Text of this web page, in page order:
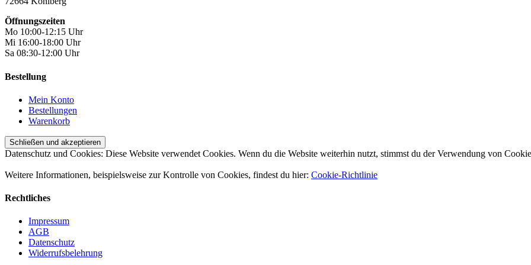
Öffnungszeiten
Mo 10:00-12:15 Uhr
Mi 16:00-18:00 Uhr
Sa 08:30-12:00 Uhr
Bestellung
Mein Konto
Bestellungen
Warenkorb
Datenschutz und Cookies: Diese Website verwendet Cookies. Wenn du die Website weiterhin nutzt, stimmst du der Verwendung von
Weitere Informationen, beispielsweise zur Kontrolle von Cookies, findest du hier: Cookie-Richtlinie
Rechtliches
Impressum
AGB
Datenschutz
Widerrufsbelehrung